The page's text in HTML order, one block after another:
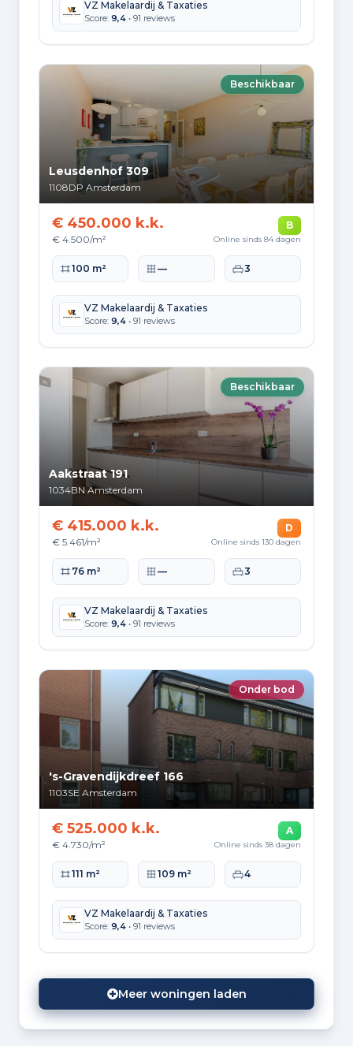
VZ Makelaardij & Taxaties
Score: 9,4 • 91 reviews
Beschikbaar
Leusdenhof 309
1108DP Amsterdam
€ 450.000 k.k.
€ 4.500/m²
B
Online sinds 84 dagen
Woonoppervlakte
100 m² Perceeloppervlakte
— Slaapkamers
3
VZ Makelaardij & Taxaties
Score: 9,4 • 91 reviews
Beschikbaar
Aakstraat 191
1034BN Amsterdam
€ 415.000 k.k.
€ 5.461/m²
D
Online sinds 130 dagen
Woonoppervlakte
76 m² Perceeloppervlakte
— Slaapkamers
3
VZ Makelaardij & Taxaties
Score: 9,4 • 91 reviews
Onder bod
's-Gravendijkdreef 166
1103SE Amsterdam
€ 525.000 k.k.
€ 4.730/m²
A
Online sinds 38 dagen
Woonoppervlakte
111 m² Perceeloppervlakte
109 m² Slaapkamers
4
VZ Makelaardij & Taxaties
Score: 9,4 • 91 reviews
Meer woningen laden